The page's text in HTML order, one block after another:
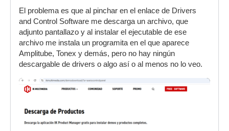
El problema es que al pinchar en el enlace de Drivers
and Control Software me descarga un archivo, que
adjunto pantallazo y al instalar el ejecutable de ese
archivo me instala un programita en el que aparece
Amplitube, Tonex y demás, pero no hay ningún
descargable de drivers o algo así o al menos no lo veo.